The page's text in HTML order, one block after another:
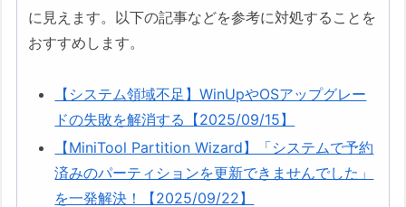
「Windhawk」利用環境で
2026/06/11 10：30時点の情報をもとに作
成した状況報告
1. この時点で確認されている不具
合・不都合の情報
に見えます。以下の記事などを参考に対処することを
おすすめします。
【システム領域不足】WinUpやOSアップグレー
ドの失敗を解消する【2025/09/15】
【MiniTool Partition Wizard】「システムで予約
済みのパーティションを更新できませんでした」
を一発解決！【2025/09/22】